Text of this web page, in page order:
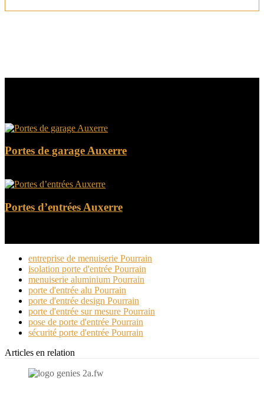
Portes de garage Auxerre
Portes d’entrées Auxerre
entreprise de menuiserie Pourrain
isolation porte d'entrée Pourrain
menuiserie aluminium Pourrain
porte d'entrée alu Pourrain
porte d'entrée design Pourrain
porte d'entrée sur mesure Pourrain
pose de porte d'entrée Pourrain
sécurité porte d'entrée Pourrain
Articles en relation